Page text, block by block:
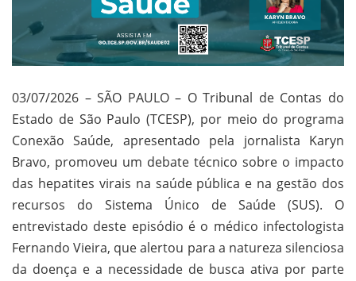
03/07/2026 – SÃO PAULO – O Tribunal de Contas do
Estado de São Paulo (TCESP), por meio do programa
Conexão Saúde, apresentado pela jornalista Karyn
Bravo, promoveu um debate técnico sobre o impacto
das hepatites virais na saúde pública e na gestão dos
recursos do Sistema Único de Saúde (SUS). O
entrevistado deste episódio é o médico infectologista
Fernando Vieira, que alertou para a natureza silenciosa
da doença e a necessidade de busca ativa por parte